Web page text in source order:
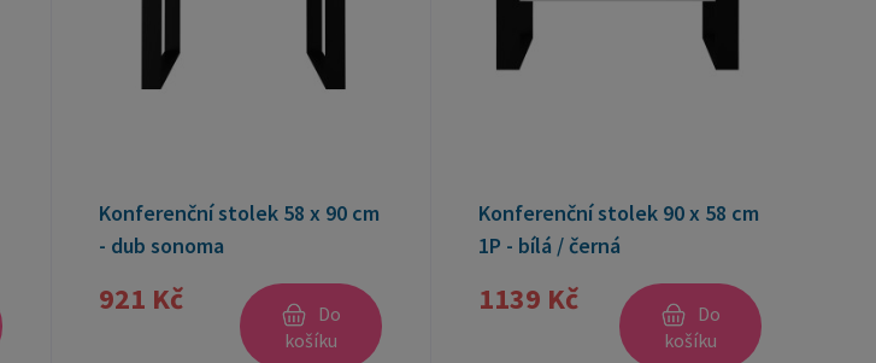
Konferenční stolek 58 x 90 cm
- dub sonoma
921 Kč
Do
košíku
Konferenční stolek 90 x 58 cm
1P - bílá / černá
1139 Kč
Do
košíku